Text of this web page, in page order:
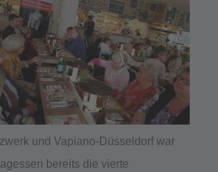
und Vapiano-Düsseldorf war
bereits die vierte